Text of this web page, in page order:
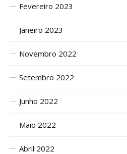
Fevereiro 2023
Janeiro 2023
Novembro 2022
Setembro 2022
Junho 2022
Maio 2022
Abril 2022